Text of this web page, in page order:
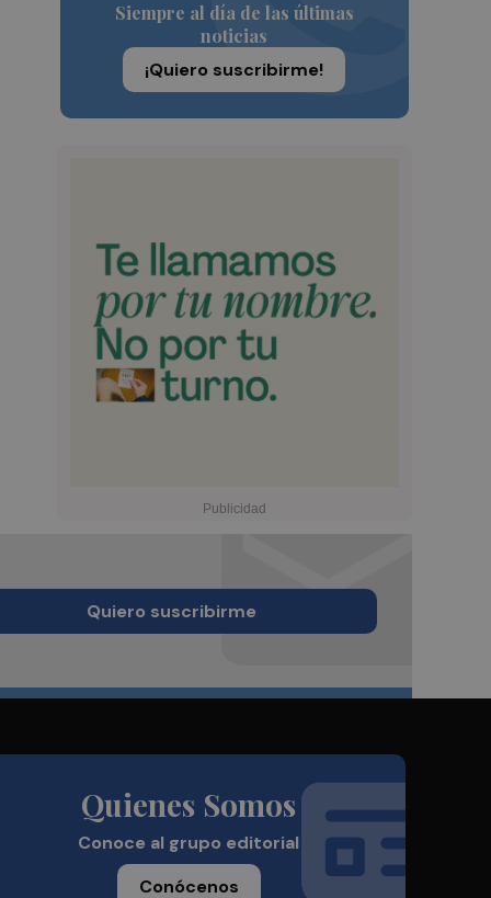
Siempre al día de las últimas
noticias
¡Quiero suscribirme!
Quiero suscribirme
Quienes Somos
Conoce al grupo editorial
Conócenos